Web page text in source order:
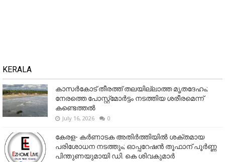
KERALA
കാസർകോട് തീരത്ത് തലയില്ലാത്ത മൃതദേഹം;
നേരത്തെ പോസ്റ്റ്‌മോർട്ടം നടത്തിയ ശരീരമെന്ന്
കണ്ടെത്തൽ
July 16, 2026 0
കേരള- കർണാടക അതിർത്തിയിൽ ശക്തമായ
പരിശോധന നടത്തും; ഓപ്പറേഷൻ തൂഫാന് പൂർണ്ണ
പിന്തുണയുമായി ഡി. കെ ശിവകുമാർ